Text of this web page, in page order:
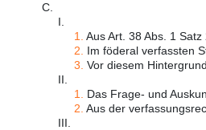
C.
I.
1.
Aus Art. 38 Abs. 1
2.
Im föderal verfassten
3. Vor diesem
II.
1.
Das Frage- und
2. Aus der
III.